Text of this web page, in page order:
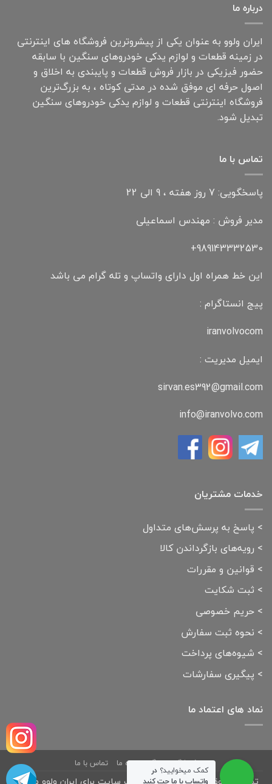
درباره ما
ایران ولوو به عنوان یکی از پیشروترین فروشگاه های اینترنتی
در زمینه قطعات و لوازم یدکی خودروهای سنگین با سابقه
حضور فیزیکی در بازار فروش قطعات و پایبندی به اخلاق و
اصول حرفه ای موفق شده در مدتی کوتاه ، به بزرگ‌ترین
فروشگاه اینترنتی قطعات و لوازم یدکی خودروهای سنگین
تبدیل شود.
تماس با ما
پاسخگویی: 7 روز هفته ، 9 الی 22
مدیر فروش : مهندس اسماعیلی
989143332530+
این خط همراه اول دارای واتساپ و تله گرام می باشد
پیج انستاگرام :
iranvolvocom
ایمیل مدیریت :
sirvan.es392@gmail.com
info@iranvolvo.com
خدمات مشتریان
> پاسخ به پرسش‌های متداول
> رویه‌های بازگرداندن کالا
> قوانین و مقررات
> ثبت شکایت
> حریم خصوصی
> نحوه ثبت سفارش
> شیوه‌های پرداخت
> پیگیری سفارشات
نماد های اعتماد ما
فروشگاه بلاگ درباره ما تماس با ما
کمک میخوایید؟ در
واتساپ با ما چت کنید